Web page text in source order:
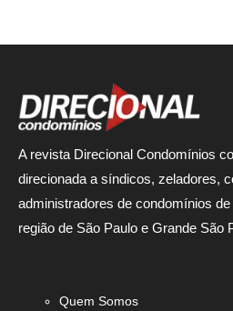
A revista Direcional Condomínios
direcionada a síndicos, zeladores,
administradores de condomínios
região de São Paulo e Grande São
Quem Somos